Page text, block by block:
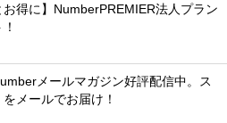
お得に】NumberPREMIER法人プラン
メールマガジン好評配信中。ス
メールでお届け！